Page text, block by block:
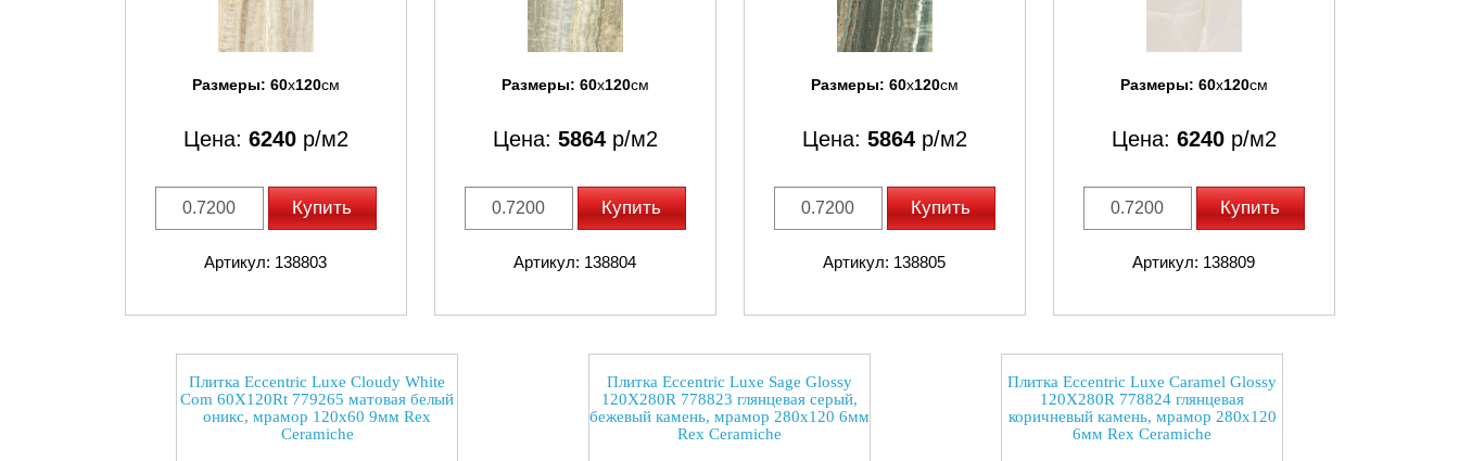
Размеры: 60x120см
Цена: 6240р/м2
Купить
Артикул: 138803
Размеры: 60x120см
Цена: 5864р/м2
Купить
Артикул: 138804
Размеры: 60x120см
Цена: 5864р/м2
Купить
Артикул: 138805
Размеры: 60x120см
Цена: 6240р/м2
Купить
Артикул: 138809
Плитка Eccentric Luxe Cloudy White
Com 60X120Rt 779265 матовая белый
оникс, мрамор 120x60 9мм Rex
Ceramiche
Плитка Eccentric Luxe Sage Glossy
120X280R 778823 глянцевая серый,
бежевый камень, мрамор 280x120 6мм
Rex Ceramiche
Плитка Eccentric Luxe Caramel Glossy
120X280R 778824 глянцевая
коричневый камень, мрамор 280x120
6мм Rex Ceramiche